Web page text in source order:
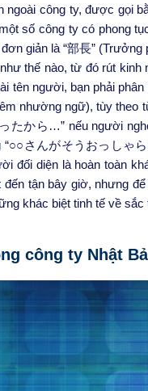
công ty, được gọi
số công ty có phong
giản là “部長”
thế nào, từ đó rút kinh
tên người, bạn phải
nhường ngữ), tùy
たから…” nếu người
“○○さんがそうおっしゃ
đối diện là hoàn toàn
tận bây giờ, nhưng
khác biệt tinh tế về
công ty Nhật